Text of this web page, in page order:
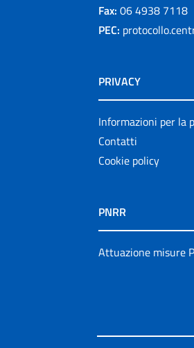
Fax: 06 4938 7118
PEC:
PRIVACY
Informazioni per la
Contatti
Cookie policy
PNRR
Attuazione misure